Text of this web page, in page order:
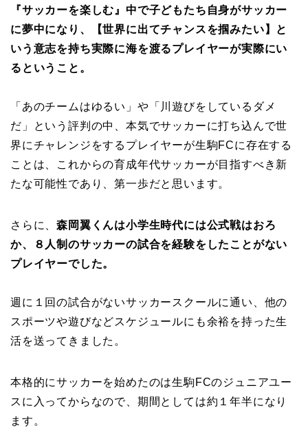
『サッカーを楽しむ』中で子どもたち自身がサッカー
に夢中になり、【世界に出てチャンスを掴みたい】と
いう意志を持ち実際に海を渡るプレイヤーが実際にい
るということ。
「あのチームはゆるい」や「川遊びをしているダメ
だ」という評判の中、本気でサッカーに打ち込んで世
界にチャレンジをするプレイヤーが生駒FCに存在する
ことは、これからの育成年代サッカーが目指すべき新
たな可能性であり、第一歩だと思います。
さらに、森岡翼くんは小学生時代には公式戦はおろ
か、８人制のサッカーの試合を経験をしたことがない
プレイヤーでした。
週に１回の試合がないサッカースクールに通い、他の
スポーツや遊びなどスケジュールにも余裕を持った生
活を送ってきました。
本格的にサッカーを始めたのは生駒FCのジュニアユー
スに入ってからなので、期間としては約１年半になり
ます。